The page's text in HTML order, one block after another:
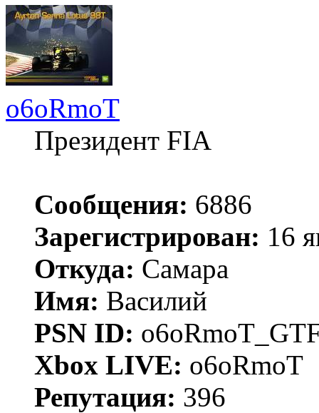
o6oRmoT
Президент FIA
Сообщения: 6886
Зарегистрирован: 16
Откуда: Самара
Имя: Василий
PSN ID:
Xbox LIVE: o6oRmoT
Репутация: 396